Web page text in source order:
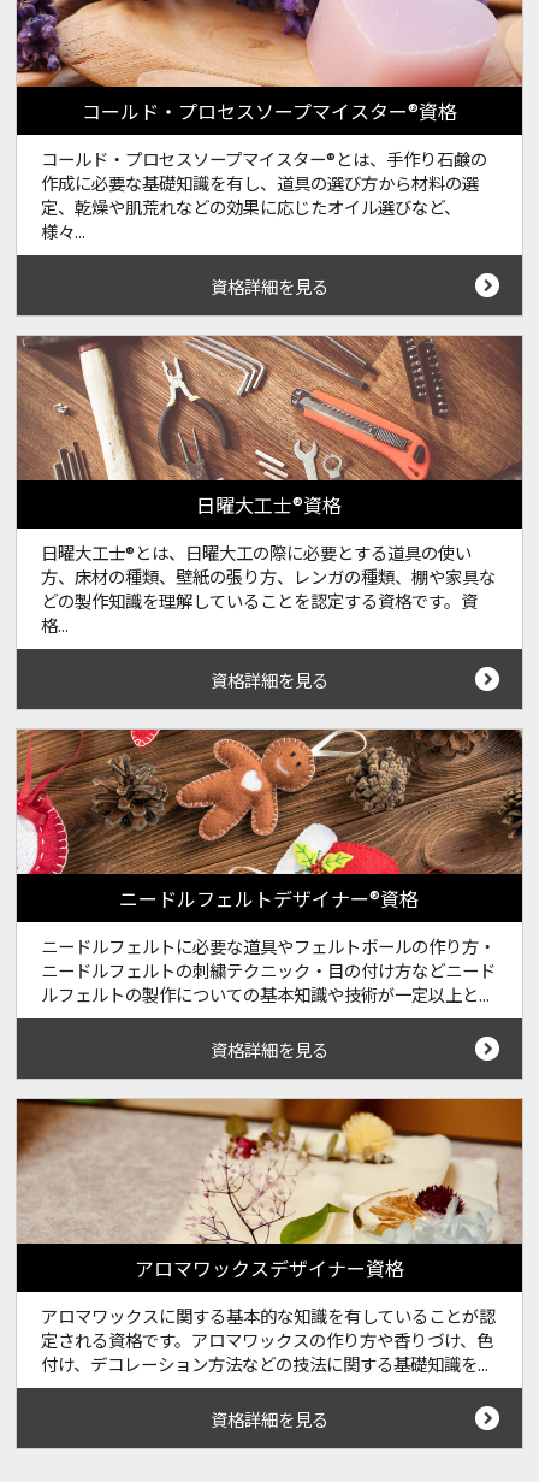
コールド・プロセスソープマイスター®資格
コールド・プロセスソープマイスター®とは、手作り石鹸の
作成に必要な基礎知識を有し、道具の選び方から材料の選
定、乾燥や肌荒れなどの効果に応じたオイル選びなど、
様々...
資格詳細を見る
日曜大工士®資格
日曜大工士®とは、日曜大工の際に必要とする道具の使い
方、床材の種類、壁紙の張り方、レンガの種類、棚や家具な
どの製作知識を理解していることを認定する資格です。資
格...
資格詳細を見る
ニードルフェルトデザイナー®資格
ニードルフェルトに必要な道具やフェルトボールの作り方・
ニードルフェルトの刺繍テクニック・目の付け方などニード
ルフェルトの製作についての基本知識や技術が一定以上と...
資格詳細を見る
アロマワックスデザイナー資格
アロマワックスに関する基本的な知識を有していることが認
定される資格です。アロマワックスの作り方や香りづけ、色
付け、デコレーション方法などの技法に関する基礎知識を...
資格詳細を見る